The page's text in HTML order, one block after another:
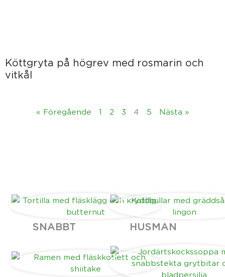
Köttgryta på högrev med rosmarin och
vitkål
« Föregående 1 2 3 4 5 Nästa »
SNABBT HUSMAN